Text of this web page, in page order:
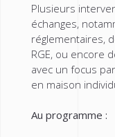
Plusieurs
échanges,
réglementaires,
RGE, ou encore
avec un focus
en maison
Au programme :